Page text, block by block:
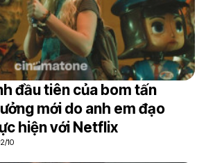
đầu tiên của bom tấn
mới do anh em đạo
hiện với Netflix
10